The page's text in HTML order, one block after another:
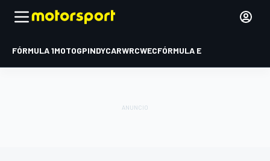
FÓRMULA 1MOTOGPINDYCARWRCWECFÓRMULA E